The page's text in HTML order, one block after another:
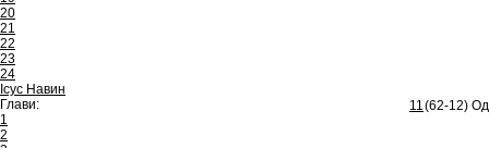
20
21
22
23
24
Ісус Навин
Глави:
1
2
11(62-12)